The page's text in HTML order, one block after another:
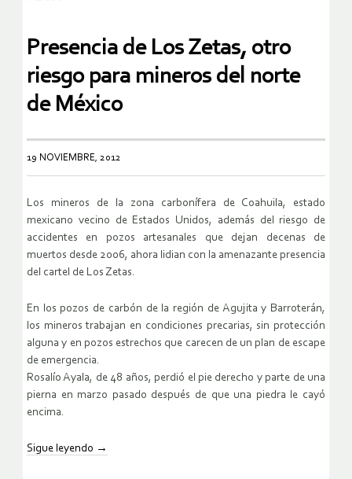
Presencia de Los Zetas, otro
riesgo para mineros del norte
de México
19 NOVIEMBRE, 2012
Los mineros de la zona carbonífera de Coahuila, estado
mexicano vecino de Estados Unidos, además del riesgo de
accidentes en pozos artesanales que dejan decenas de
muertos desde 2006, ahora lidian con la amenazante presencia
del cartel de Los Zetas.
En los pozos de carbón de la región de Agujita y Barroterán,
los mineros trabajan en condiciones precarias, sin protección
alguna y en pozos estrechos que carecen de un plan de escape
de emergencia.
Rosalío Ayala, de 48 años, perdió el pie derecho y parte de una
pierna en marzo pasado después de que una piedra le cayó
encima.
Sigue leyendo →